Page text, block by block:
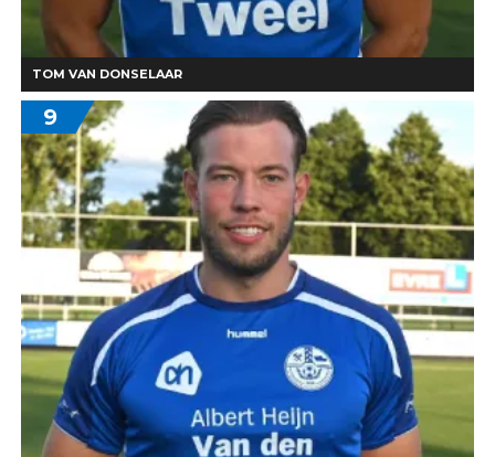
TOM VAN DONSELAAR
9